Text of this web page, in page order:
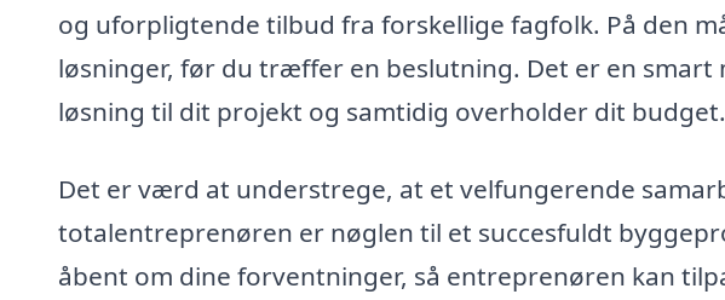
og uforpligtende tilbud fra forskellige fagfolk. På den
løsninger, før du træffer en beslutning. Det er en smart
løsning til dit projekt og samtidig overholder dit budget.
Det er værd at understrege, at et velfungerende
totalentreprenøren er nøglen til et succesfuldt
åbent om dine forventninger, så entreprenøren kan